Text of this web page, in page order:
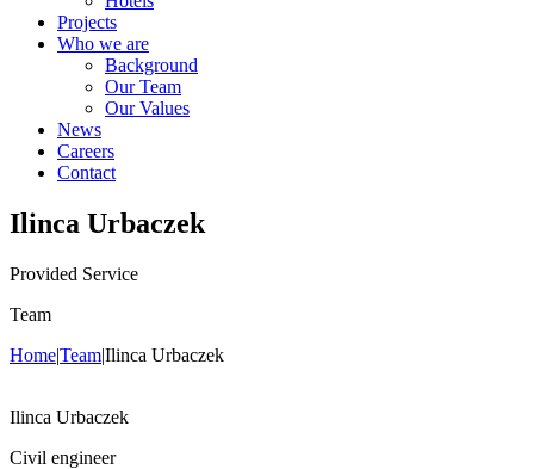
Projects
Who we are
Background
Our Team
Our Values
News
Careers
Contact
Ilinca Urbaczek
Provided Service
Team
Home|Team|Ilinca Urbaczek
Ilinca Urbaczek
Civil engineer